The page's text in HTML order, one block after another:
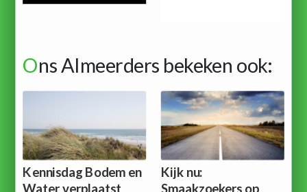
Ons Almeerders bekeken ook:
Kennisdag Bodem en
Water verplaatst
Kijk nu:
Smaakzoekers op